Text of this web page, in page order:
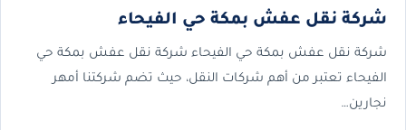
شركة نقل عفش بمكة حي الفيحاء
شركة نقل عفش بمكة حي الفيحاء شركة نقل عفش بمكة حي
الفيحاء تعتبر من أهم شركات النقل، حيث تضم شركتنا أمهر
نجارين…